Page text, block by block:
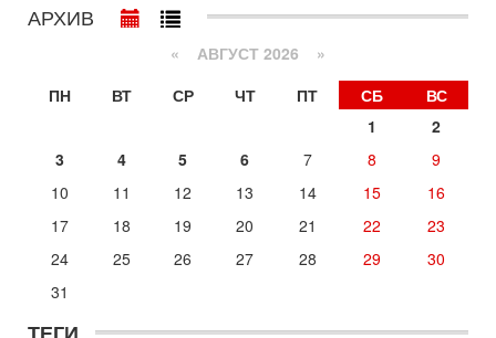
30-07-2026, 08:16
Трамп готовит удар по Ирану - НОВОСТИ 30/07/2026
Президент США Дональд Трамп сегодня рассматривает
возможность масштабной военной операции против Ирана
после ракетной атаки на американскую базу в
Израиль меняет курс
В эфире телеканала ITON-TV политолог Цви Маген,
дипломат, в прошлом - старший офицер военной разведки
АМАН, глава спецслужбы "Натив", ‎Чрезвычайный и
Вчера, 17:49
оружием?
АРХИВ
« АВГУСТ 2026 »
ПН
ВТ СР ЧТ ПТ СБ
ВС
1
2
3
4 5 6 7 8
9
10
11 12 13 14 15
16
17
18 19 20 21 22
23
24
25 26 27 28 29
30
31